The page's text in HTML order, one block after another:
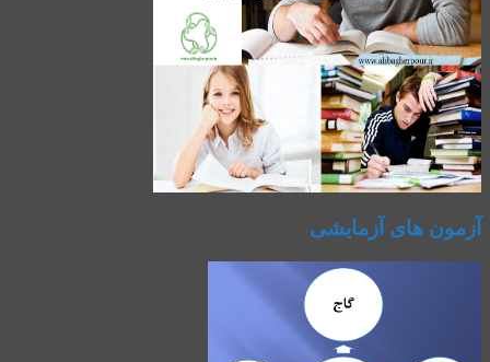
آزمون های آزمایشی